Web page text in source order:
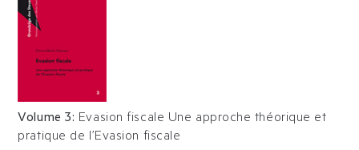
Volume 3: Evasion fiscale Une approche théorique et
pratique de l’Evasion fiscale